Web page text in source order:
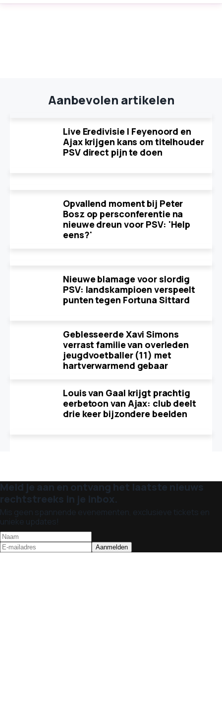
Aanbevolen artikelen
Live Eredivisie | Feyenoord en
Ajax krijgen kans om titelhouder
PSV direct pijn te doen
Opvallend moment bij Peter
Bosz op persconferentie na
nieuwe dreun voor PSV: 'Help
eens?'
Nieuwe blamage voor slordig
PSV: landskampioen verspeelt
punten tegen Fortuna Sittard
Geblesseerde Xavi Simons
verrast familie van overleden
jeugdvoetballer (11) met
hartverwarmend gebaar
Louis van Gaal krijgt prachtig
eerbetoon van Ajax: club deelt
drie keer bijzondere beelden
Meld je aan en ontvang het laatste nieuws
rechtstreeks in je inbox.
Mis geen spannende evenementen, exclusieve tickets en
unieke updates!